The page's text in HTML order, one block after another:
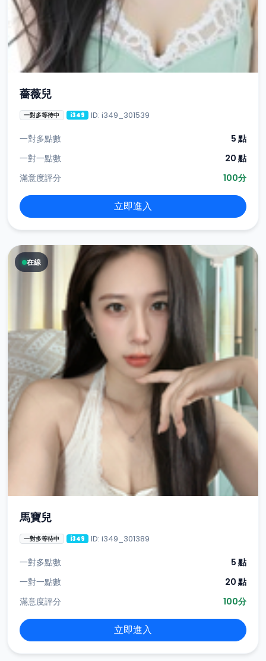
薔薇兒
一對多等待中 i349 ID: i349_301539
一對多點數
5 點
一對一點數
20 點
滿意度評分
100分
立即進入
在線
馬寶兒
一對多等待中 i349 ID: i349_301389
一對多點數
5 點
一對一點數
20 點
滿意度評分
100分
立即進入